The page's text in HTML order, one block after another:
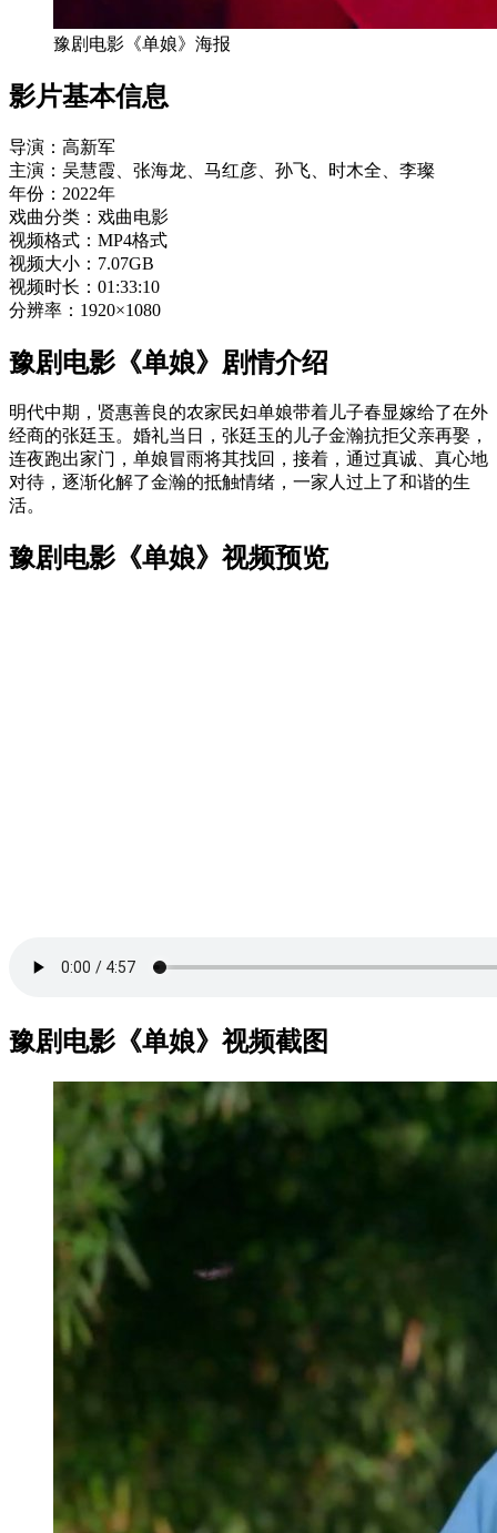
豫剧电影《单娘》海报
影片基本信息
导演：高新军
主演：吴慧霞、张海龙、马红彦、孙飞、时木全、李璨
年份：2022年
戏曲分类：戏曲电影
视频格式：MP4格式
视频大小：7.07GB
视频时长：01:33:10
分辨率：1920×1080
豫剧电影《单娘》剧情介绍
明代中期，贤惠善良的农家民妇单娘带着儿子春显嫁给了在外
经商的张廷玉。婚礼当日，张廷玉的儿子金瀚抗拒父亲再娶，
连夜跑出家门，单娘冒雨将其找回，接着，通过真诚、真心地
对待，逐渐化解了金瀚的抵触情绪，一家人过上了和谐的生
活。
豫剧电影《单娘》视频预览
豫剧电影《单娘》视频截图